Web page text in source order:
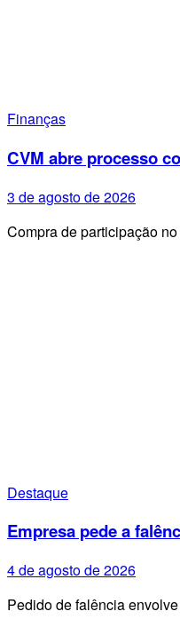
Finanças
CVM abre processo
3 de agosto de 2026
Compra de participação
Destaque
Empresa pede a
4 de agosto de 2026
Pedido de falência